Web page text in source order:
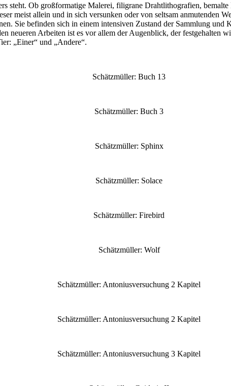
steht. Ob großformatige Malerei, filigrane Drahtlithografien,
meist allein und in sich versunken oder von seltsam anmutenden
Sie befinden sich in einem intensiven Zustand der Sammlung
neueren Arbeiten ist es vor allem der Augenblick, der festgehalten
„Einer“ und „Andere“.
Schätzmüller: Buch 13
Schätzmüller: Buch 3
Schätzmüller: Sphinx
Schätzmüller: Solace
Schätzmüller: Firebird
Schätzmüller: Wolf
Schätzmüller: Antoniusversuchung 2 Kapitel
Schätzmüller: Antoniusversuchung 2 Kapitel
Schätzmüller: Antoniusversuchung 3 Kapitel